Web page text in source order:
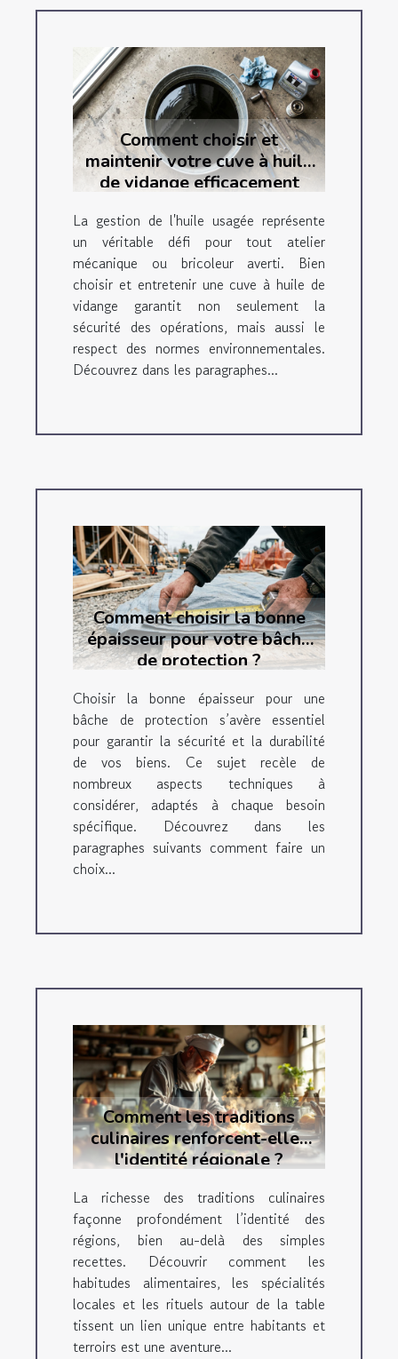
Comment choisir et
maintenir votre cuve à huile
de vidange efficacement
La gestion de l'huile usagée représente
un véritable défi pour tout atelier
mécanique ou bricoleur averti. Bien
choisir et entretenir une cuve à huile de
vidange garantit non seulement la
sécurité des opérations, mais aussi le
respect des normes environnementales.
Découvrez dans les paragraphes...
Comment choisir la bonne
épaisseur pour votre bâche
de protection ?
Choisir la bonne épaisseur pour une
bâche de protection s’avère essentiel
pour garantir la sécurité et la durabilité
de vos biens. Ce sujet recèle de
nombreux aspects techniques à
considérer, adaptés à chaque besoin
spécifique. Découvrez dans les
paragraphes suivants comment faire un
choix...
Comment les traditions
culinaires renforcent-elles
l'identité régionale ?
La richesse des traditions culinaires
façonne profondément l’identité des
régions, bien au-delà des simples
recettes. Découvrir comment les
habitudes alimentaires, les spécialités
locales et les rituels autour de la table
tissent un lien unique entre habitants et
terroirs est une aventure...